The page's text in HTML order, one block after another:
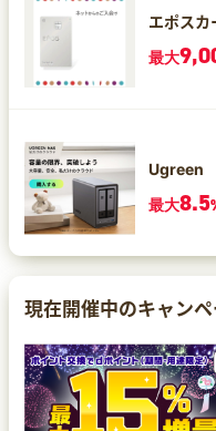
エポスカ
最大
Ugreen
最大8.5
現在開催中のキャンペ